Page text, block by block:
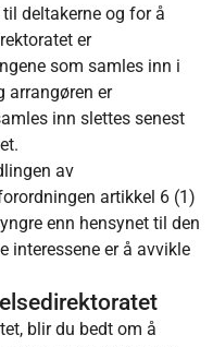
deltakerne og for å
er
som samles inn i
arrangøren er
inn slettes senest
av
artikkel 6 (1)
enn hensynet til den
interessene er å avvikle
blir du bedt om å